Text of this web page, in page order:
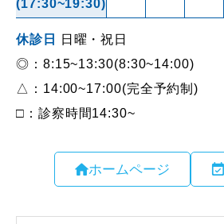
ホームページ